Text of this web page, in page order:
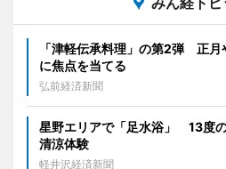
「津軽伝承料理」の第2弾 正
に焦点を当てる
弘前経済新聞
星野エリアで「足水浴」 13度
清涼体験
軽井沢経済新聞